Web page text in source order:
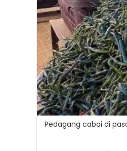
Pedagang cabai di